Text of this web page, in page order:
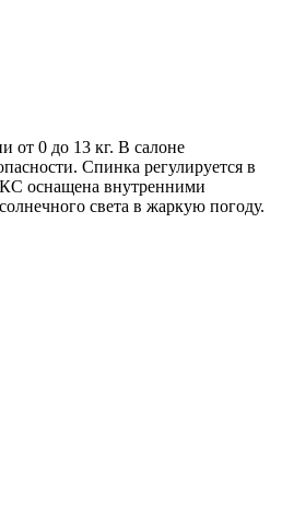
от 0 до 13 кг. В салоне
Спинка регулируется в
оснащена внутренними
света в жаркую погоду.